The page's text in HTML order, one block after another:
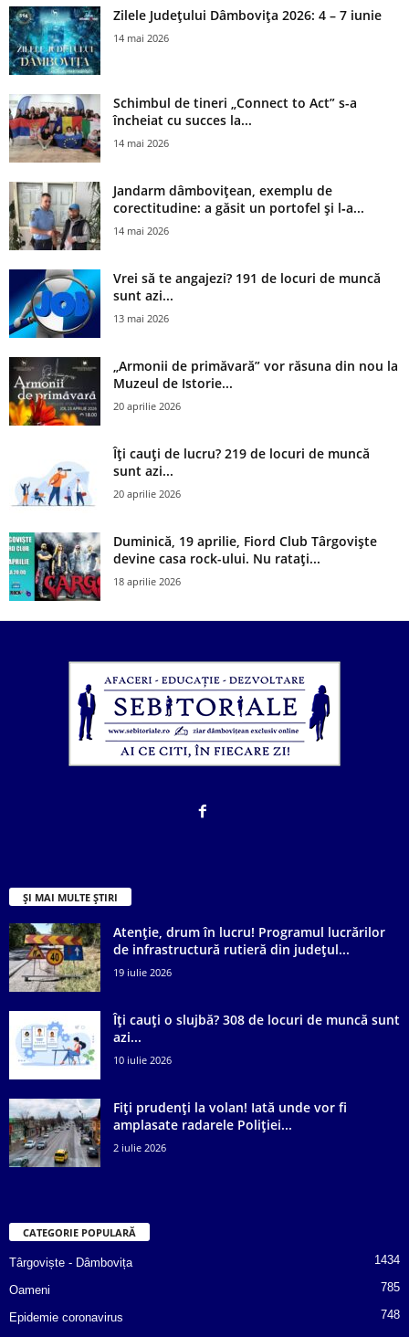
Zilele Județului Dâmbovița 2026: 4 – 7 iunie
14 mai 2026
Schimbul de tineri „Connect to Act” s-a
încheiat cu succes la...
14 mai 2026
Jandarm dâmbovițean, exemplu de
corectitudine: a găsit un portofel și l‑a...
14 mai 2026
Vrei să te angajezi? 191 de locuri de muncă
sunt azi...
13 mai 2026
„Armonii de primăvară” vor răsuna din nou la
Muzeul de Istorie...
20 aprilie 2026
Îți cauți de lucru? 219 de locuri de muncă
sunt azi...
20 aprilie 2026
Duminică, 19 aprilie, Fiord Club Târgoviște
devine casa rock-ului. Nu ratați...
18 aprilie 2026
ȘI MAI MULTE ȘTIRI
Atenție, drum în lucru! Programul lucrărilor
de infrastructură rutieră din județul...
19 iulie 2026
Îți cauți o slujbă? 308 de locuri de muncă sunt
azi...
10 iulie 2026
Fiți prudenți la volan! Iată unde vor fi
amplasate radarele Poliției...
2 iulie 2026
CATEGORIE POPULARĂ
Târgoviște - Dâmbovița 1434
Oameni 785
Epidemie coronavirus
748